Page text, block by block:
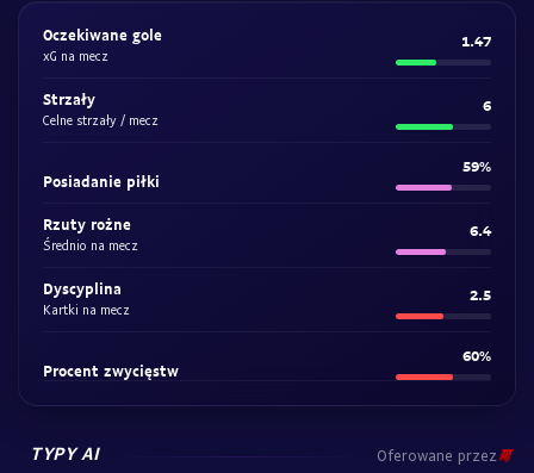
Oczekiwane gole
xG na mecz
1.47
Strzały
Celne strzały / mecz
6
Posiadanie piłki
59%
Rzuty rożne
Średnio na mecz
6.4
Dyscyplina
Kartki na mecz
2.5
Procent zwycięstw
60%
TYPY AI Oferowane przez